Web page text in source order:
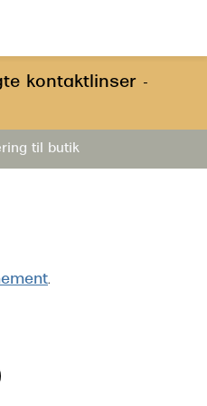
kontaktlinser -
til butik
.